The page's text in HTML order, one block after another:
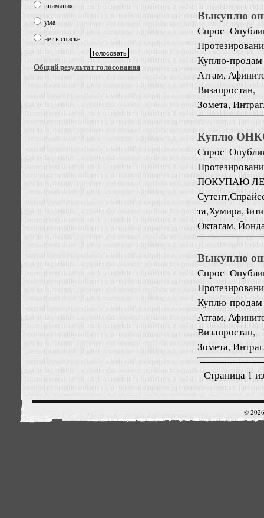
внимания
ума
нет в списке
Общий результат голосования
Выкуплю
Спрос
Куплю-
Атгам,
Зомета,
Куплю
Спрос
ПОКУПАЮ
Октагам,
Выкуплю
Спрос
Куплю-
Атгам,
Зомета,
Страница 1
©